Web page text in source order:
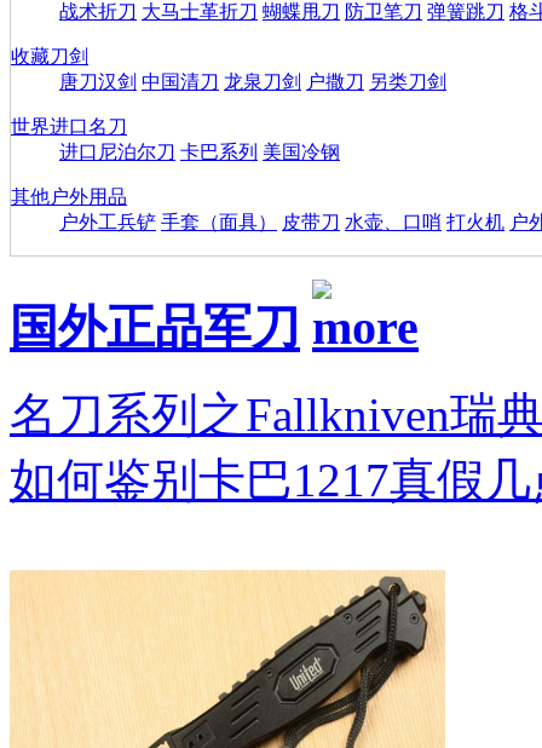
战术折刀 大马士革折刀 蝴蝶甩刀 防卫笔刀 弹簧跳刀 格
收藏刀剑
唐刀汉剑 中国清刀 龙泉刀剑 户撒刀 另类刀剑
世界进口名刀
进口尼泊尔刀 卡巴系列 美国冷钢
其他户外用品
户外工兵铲 手套（面具） 皮带刀 水壶、口哨 打火机 户
国外正品军刀
名刀系列之Fallkniven瑞
如何鉴别卡巴1217真假